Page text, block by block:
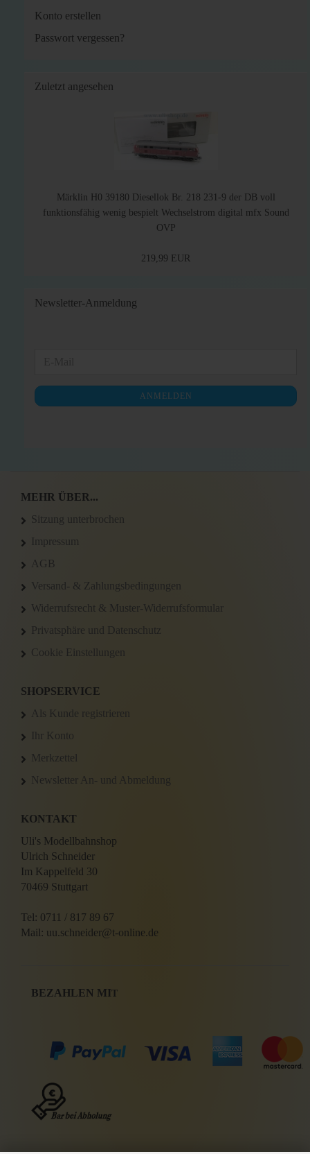
Konto erstellen
Passwort vergessen?
Zuletzt angesehen
Märklin H0 39180 Diesellok Br. 218 231-9 der DB voll
funktionsfähig wenig bespielt Wechselstrom digital mfx Sound
OVP
219,99 EUR
Newsletter-Anmeldung
NEWSLETTER-
ANMELDUNG
ANMELDEN
MEHR ÜBER...
Sitzung unterbrochen
Impressum
AGB
Versand- & Zahlungsbedingungen
Widerrufsrecht & Muster-Widerrufsformular
Privatsphäre und Datenschutz
Cookie Einstellungen
SHOPSERVICE
Als Kunde registrieren
Ihr Konto
Merkzettel
Newsletter An- und Abmeldung
KONTAKT
Uli's Modellbahnshop
Ulrich Schneider
Im Kappelfeld 30
70469 Stuttgart
Tel: 0711 / 817 89 67
Mail: uu.schneider@t-online.de
BEZAHLEN MIT